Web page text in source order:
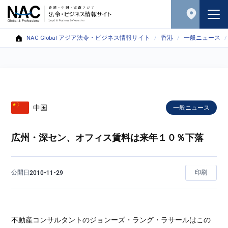
NAC Global アジア法令・ビジネス情報サイト 香港 一般ニュース
中国 一般ニュース
広州・深セン、オフィス賃料は来年１０％下落
公開日2010-11-29 印刷
不動産コンサルタントのジョンーズ・ラング・ラサールはこの